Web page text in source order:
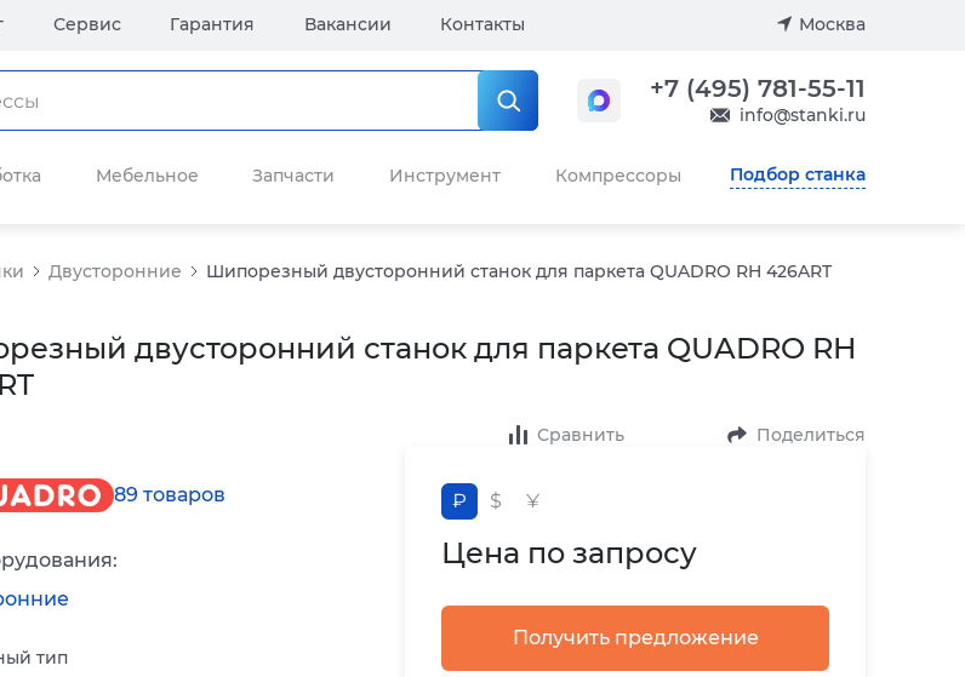
Сервис Гарантия Вакансии Контакты Москва
+7 (495) 781-55-11
info@stanki.ru
Мебельное Запчасти Инструмент Компрессоры Подбор станка
Двусторонние Шипорезный двусторонний станок для паркета QUADRO RH 426ART
двусторонний станок для паркета QUADRO RH
Сравнить Поделиться
₽ $ ¥
Цена по запросу
Получить предложение
89 товаров
тип